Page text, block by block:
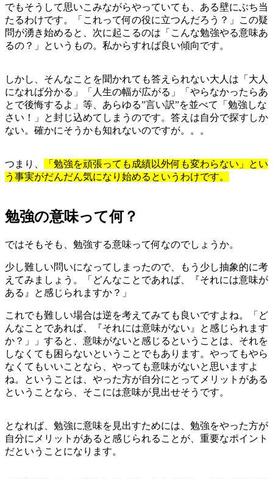
でもそうして思いこみながらやっていても、ある壁にぶち当
たるわけです。「これって何の役に立つんだろう？」この疑
問が湧き始めると、次に起こるのは「こんな勉強やる意味あ
るの？」というもの。私からすれば良い傾向です。
しかし、そんなことを聞かれても答えられない大人は「大人
になれば分かる」「人生の幅が広がる」「やらなかったらあ
とで後悔するよ」等、あらゆる”言い訳”を並べて「勉強しな
さい！」と封じ込めてしまうのです。答えは自分で探すしか
ない。確かにそうかも知れないのですが。。。
つまり、
「勉強を頑張っても成績以外何も変わらない」とい
う事実がだんだん気になり始めるというわけです。
勉強の意味って何？
ではそもそも、勉強する意味って何なのでしょうか。
少し難しい問いになってしまったので、もう少し抽象的に考
えてみましょう。「どんなことであれば、『それには意味が
ある』と感じられますか？」
これでも難しい場合は逆を考えてみても良いですよね。「ど
んなことであれば、『それには意味がない』と感じられます
か？」」すると、意味がないと感じるということは、それを
しなくても困らないということでもあります。やってもやら
なくてもいいことなら、やっても意味がないと思いますよ
ね。ということは、やった方が自分にとってメリットがある
ということなら、そこには意味が見出せそうです。
となれば、勉強に意味を見出すためには、勉強をやった方が
自分にメリットがあると感じられることが、重要なポイント
だということになります。